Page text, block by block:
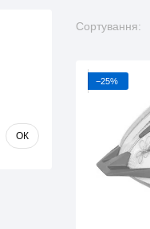
Сортування:
−25%
ОК